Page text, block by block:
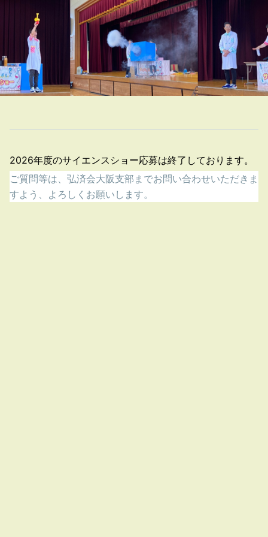
2026年度のサイエンスショー応募は終了しております。
ご質問等は、弘済会大阪支部までお問い合わせいただきま
すよう、よろしくお願いします。